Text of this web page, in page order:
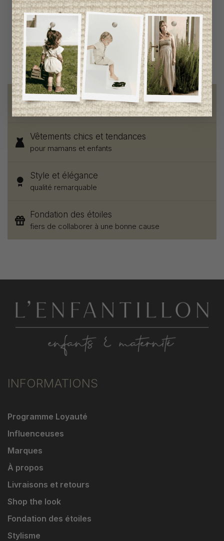
Bas My Little Cozmo Fille
16,95$CA 9,95$CA
Livraison gratuite
sur toute commande de 100 $ et plus
Vêtements chics et tendances
pour mamans et enfants
Style et élégance
qualité remarquable
Fondation des étoiles
fiers de collaborer à une bonne cause
INFORMATIONS
Programme Loyauté
Influenceuses
Marques
À propos
Livraisons et retours
Shop the look
Fondation des étoiles
Stylisme